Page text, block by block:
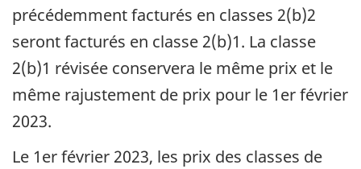
précédemment facturés en classes 2(b)2
seront facturés en classe 2(b)1. La classe
2(b)1 révisée conservera le même prix et le
même rajustement de prix pour le 1er février
2023.
Le 1er février 2023, les prix des classes de